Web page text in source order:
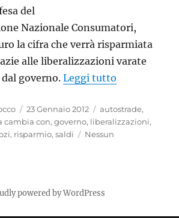
del
Nazionale Consumatori,
la cifra che verrà risparmiata
alle liberalizzazioni varate
dal governo.Leggi tutto
Pubblicato
il
23 Gennaio 2012 Tag
autostrade,
cambia con,governo, liberalizzazioni,
, risparmio,saldi
Nessun
powered by WordPress